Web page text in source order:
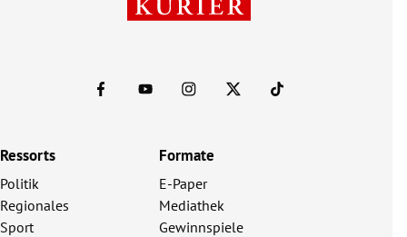
Ressorts
Politik
Regionales
Sport
Formate
E-Paper
Mediathek
Gewinnspiele